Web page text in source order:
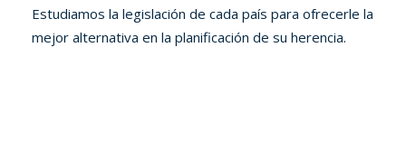
Estudiamos la legislación de cada país para ofrecerle la
mejor alternativa en la planificación de su herencia.